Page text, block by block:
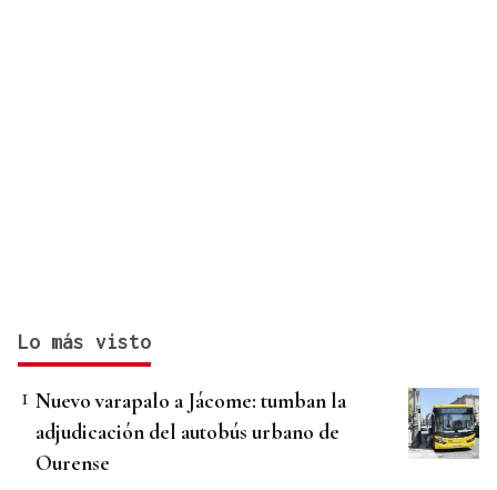
Lo más visto
Nuevo varapalo a Jácome: tumban la
adjudicación del autobús urbano de
Ourense